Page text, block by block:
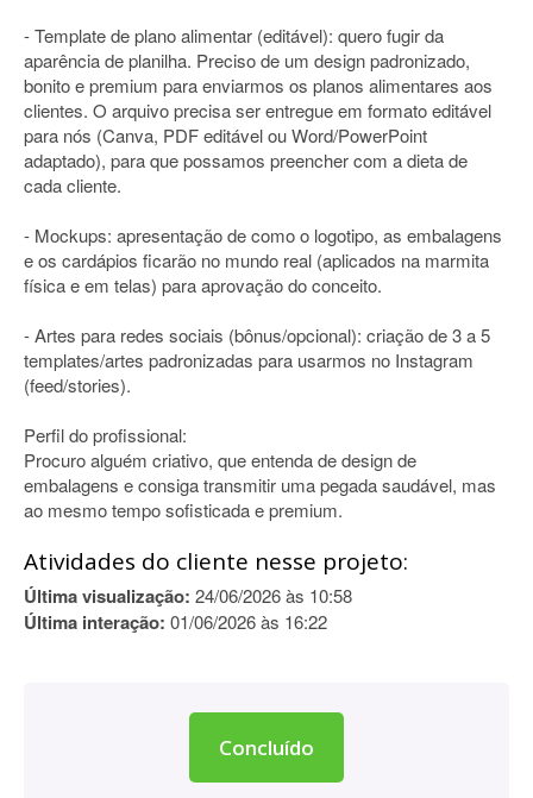
- Template de plano alimentar (editável): quero fugir da
aparência de planilha. Preciso de um design padronizado,
bonito e premium para enviarmos os planos alimentares aos
clientes. O arquivo precisa ser entregue em formato editável
para nós (Canva, PDF editável ou Word/PowerPoint
adaptado), para que possamos preencher com a dieta de
cada cliente.
- Mockups: apresentação de como o logotipo, as embalagens
e os cardápios ficarão no mundo real (aplicados na marmita
física e em telas) para aprovação do conceito.
- Artes para redes sociais (bônus/opcional): criação de 3 a 5
templates/artes padronizadas para usarmos no Instagram
(feed/stories).
Perfil do profissional:
Procuro alguém criativo, que entenda de design de
embalagens e consiga transmitir uma pegada saudável, mas
ao mesmo tempo sofisticada e premium.
Atividades do cliente nesse projeto:
Última visualização: 24/06/2026 às 10:58
Última interação: 01/06/2026 às 16:22
Concluído